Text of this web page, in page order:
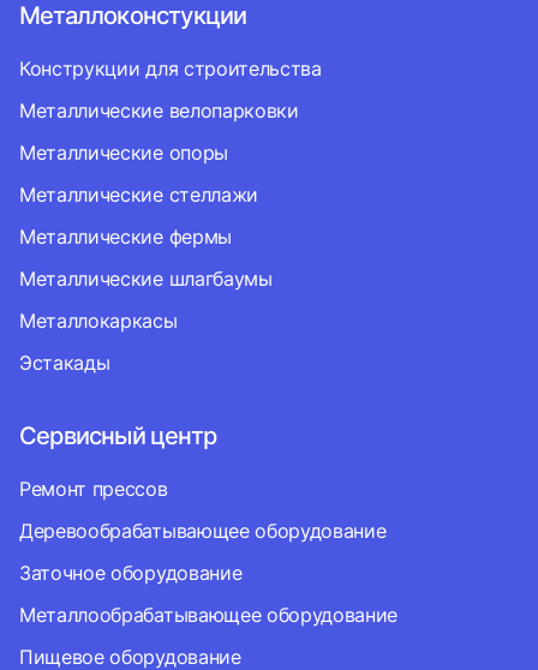
Металлоконстукции
Конструкции для строительства
Металлические велопарковки
Металлические опоры
Металлические стеллажи
Металлические фермы
Металлические шлагбаумы
Металлокаркасы
Эстакады
Сервисный центр
Ремонт прессов
Деревообрабатывающее оборудование
Заточное оборудование
Металлообрабатывающее оборудование
Пищевое оборудование